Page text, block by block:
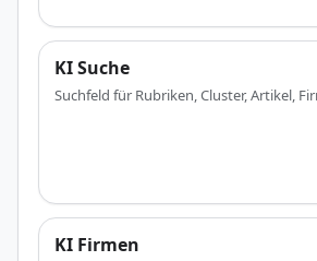
KI Suche
Suchfeld für Rubriken, Cluster, Artikel,
KI Firmen